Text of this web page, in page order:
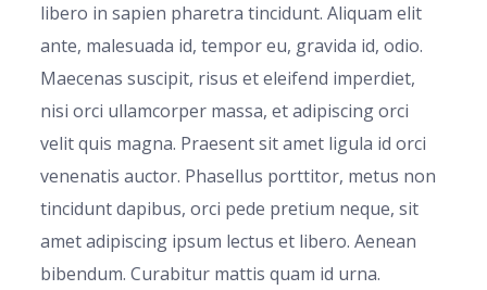
libero in sapien pharetra tincidunt. Aliquam elit
ante, malesuada id, tempor eu, gravida id, odio.
Maecenas suscipit, risus et eleifend imperdiet,
nisi orci ullamcorper massa, et adipiscing orci
velit quis magna. Praesent sit amet ligula id orci
venenatis auctor. Phasellus porttitor, metus non
tincidunt dapibus, orci pede pretium neque, sit
amet adipiscing ipsum lectus et libero. Aenean
bibendum. Curabitur mattis quam id urna.